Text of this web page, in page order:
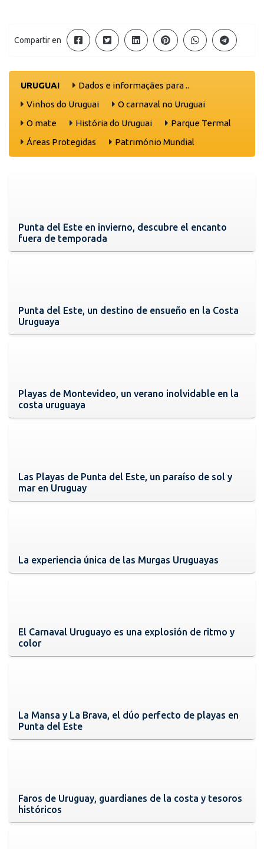
Compartir en
URUGUAI
Dados e informaçães para ..
Vinhos do Uruguai
O carnaval no Uruguai
O mate
História do Uruguai
Parque Termal
Áreas Protegidas
Património Mundial
Punta del Este en invierno, descubre el encanto
fuera de temporada
Punta del Este, un destino de ensueño en la Costa
Uruguaya
Playas de Montevideo, un verano inolvidable en la
costa uruguaya
Las Playas de Punta del Este, un paraíso de sol y
mar en Uruguay
La experiencia única de las Murgas Uruguayas
El Carnaval Uruguayo es una explosión de ritmo y
color
La Mansa y La Brava, el dúo perfecto de playas en
Punta del Este
Faros de Uruguay, guardianes de la costa y tesoros
históricos